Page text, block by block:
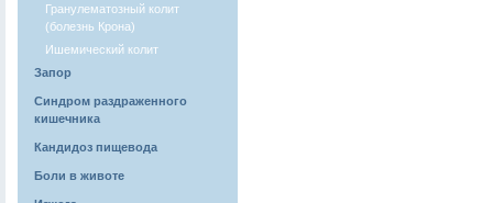
Гранулематозный колит
(болезнь Крона)
Ишемический колит
Запор
Синдром раздраженного
кишечника
Кандидоз пищевода
Боли в животе